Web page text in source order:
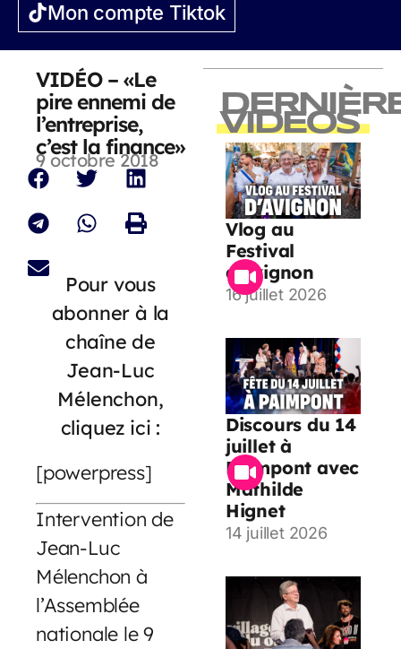
Mon compte Tiktok
VIDÉO – «Le
pire ennemi de
l’entreprise,
c’est la finance»
9 octobre 2018
Pour vous
abonner à la
chaîne de
Jean-Luc
Mélenchon,
cliquez ici :
[powerpress]
Intervention de
Jean-Luc
Mélenchon à
l’Assemblée
nationale le 9
VIDEOS
Vlog au
Festival
d’Avignon
16 juillet 2026
Discours du 14
juillet à
Paimpont avec
Mathilde
Hignet
14 juillet 2026